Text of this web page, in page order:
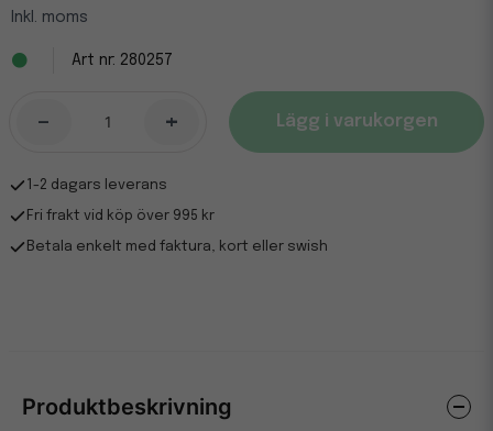
Inkl. moms
280257
- + Lägg i varukorgen
1-2 dagars leverans
Fri frakt vid köp över 995 kr
Betala enkelt med faktura, kort eller swish
Produktbeskrivning